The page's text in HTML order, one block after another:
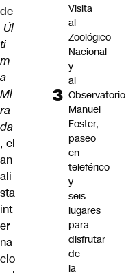
de
Úl
ti
m
a
Mi
ra
da
, el
an
ali
sta
int
er
na
cio
Visita
al
Zoológico
Nacional
y
al
Observatorio
Manuel
Foster,
paseo
en
teleférico
y
seis
lugares
para
disfrutar
de
la